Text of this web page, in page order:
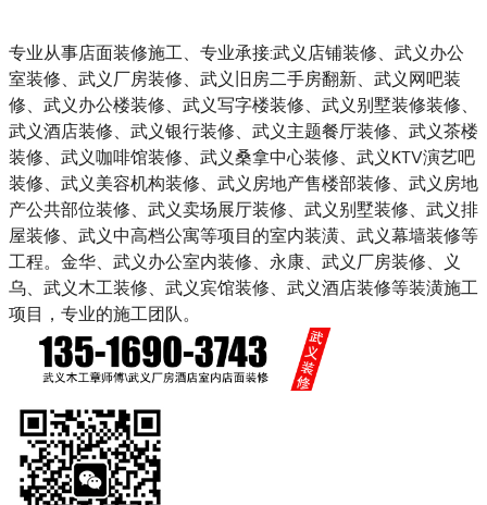
专业从事店面装修施工、专业承接:武义店铺装修、武义办公
室装修、武义厂房装修、武义旧房二手房翻新、武义网吧装
修、武义办公楼装修、武义写字楼装修、武义别墅装修装修、
武义酒店装修、武义银行装修、武义主题餐厅装修、武义茶楼
装修、武义咖啡馆装修、武义桑拿中心装修、武义KTV演艺吧
装修、武义美容机构装修、武义房地产售楼部装修、武义房地
产公共部位装修、武义卖场展厅装修、武义别墅装修、武义排
屋装修、武义中高档公寓等项目的室内装潢、武义幕墙装修等
工程。金华、武义办公室内装修、永康、武义厂房装修、义
乌、武义木工装修、武义宾馆装修、武义酒店装修等装潢施工
项目，专业的施工团队。